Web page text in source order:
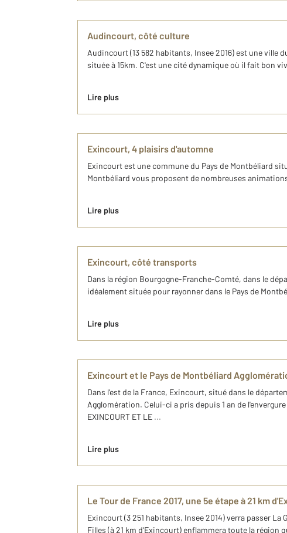
Audincourt, côté culture
Audincourt (13 582 habitants, Insee 2016) est une
située à 15km. C'est une cité dynamique où il fait bon
Lire plus
Exincourt, 4 plaisirs d'automne
Exincourt est une commune du Pays de Montbéliard
Montbéliard vous proposent de nombreuses
Lire plus
Exincourt, côté transports
Dans la région Bourgogne-Franche-Comté, dans le
idéalement située pour rayonner dans le Pays de
Lire plus
Exincourt et le Pays de Montbéliard
Dans l'est de la France, Exincourt, situé dans le
Agglomération. Celui-ci a pris depuis 1 an de
EXINCOURT ET LE ...
Lire plus
Le Tour de France 2017, une 5e étape à 21 km
Exincourt (3 251 habitants, Insee 2014) verra passer La
Filles (à 21 km d'Exincourt) enflammera toute la région